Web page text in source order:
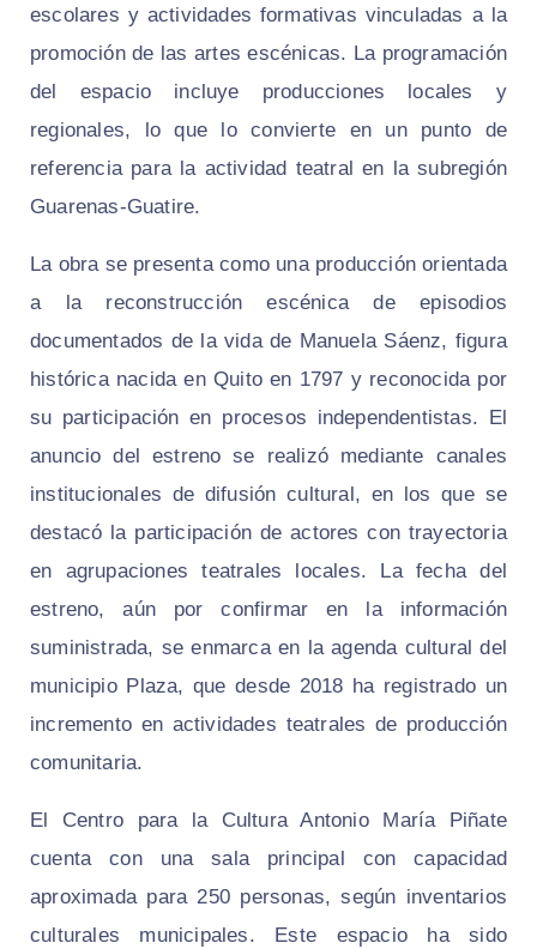
escolares y actividades formativas vinculadas a la
promoción de las artes escénicas. La programación
del espacio incluye producciones locales y
regionales, lo que lo convierte en un punto de
referencia para la actividad teatral en la subregión
Guarenas-Guatire.
La obra se presenta como una producción orientada
a la reconstrucción escénica de episodios
documentados de la vida de Manuela Sáenz, figura
histórica nacida en Quito en 1797 y reconocida por
su participación en procesos independentistas. El
anuncio del estreno se realizó mediante canales
institucionales de difusión cultural, en los que se
destacó la participación de actores con trayectoria
en agrupaciones teatrales locales. La fecha del
estreno, aún por confirmar en la información
suministrada, se enmarca en la agenda cultural del
municipio Plaza, que desde 2018 ha registrado un
incremento en actividades teatrales de producción
comunitaria.
El Centro para la Cultura Antonio María Piñate
cuenta con una sala principal con capacidad
aproximada para 250 personas, según inventarios
culturales municipales. Este espacio ha sido